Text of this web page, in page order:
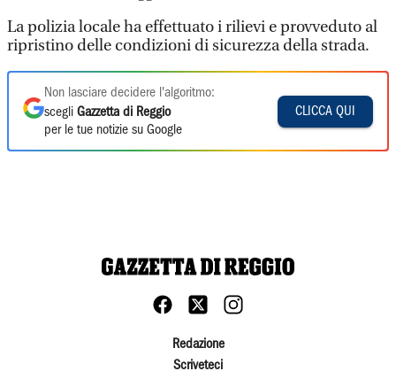
La polizia locale ha effettuato i rilievi e provveduto al
ripristino delle condizioni di sicurezza della strada.
Non lasciare decidere l'algoritmo:
scegli Gazzetta di Reggio
per le tue notizie su Google
CLICCA QUI
Redazione
Scriveteci